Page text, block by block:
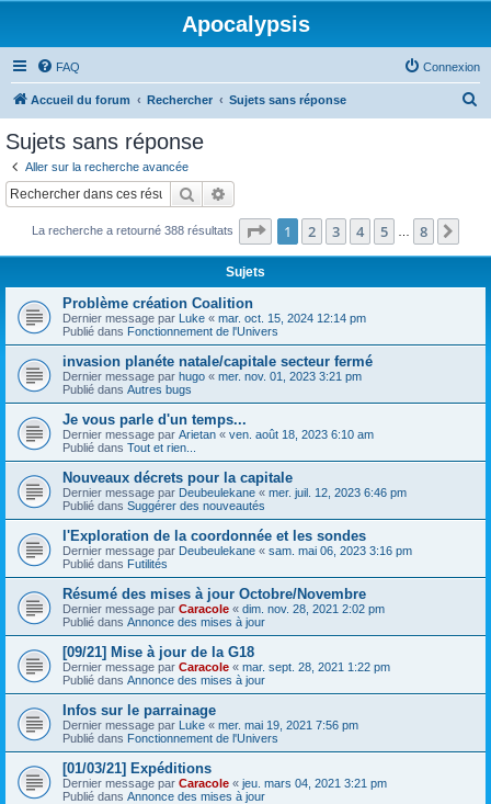
Apocalypsis
FAQ Connexion
Accueil du forum Rechercher Sujets sans réponse
c
Sujets sans réponse
Aller sur la recherche avancée
Rechercher
La recherche a retourné 388 résultats Page 1sur8
1 2 3 4 5 8
Sujets
Problème création Coalition
Dernier message par Luke « mar. oct. 15, 2024 12:14 pm
Publié dans Fonctionnement de l'Univers
invasion planéte natale/capitale secteur fermé
Dernier message par hugo « mer. nov. 01, 2023 3:21 pm
Publié dans Autres bugs
Je vous parle d'un temps...
Dernier message par Arietan « ven. août 18, 2023 6:10 am
Publié dans Tout et rien...
Nouveaux décrets pour la capitale
Dernier message par Deubeulekane « mer. juil. 12, 2023 6:46 pm
Publié dans Suggérer des nouveautés
l'Exploration de la coordonnée et les sondes
Dernier message par Deubeulekane « sam. mai 06, 2023 3:16 pm
Publié dans Futilités
Résumé des mises à jour Octobre/Novembre
Dernier message par Caracole « dim. nov. 28, 2021 2:02 pm
Publié dans Annonce des mises à jour
[09/21] Mise à jour de la G18
Dernier message par Caracole « mar. sept. 28, 2021 1:22 pm
Publié dans Annonce des mises à jour
Infos sur le parrainage
Dernier message par Luke « mer. mai 19, 2021 7:56 pm
Publié dans Fonctionnement de l'Univers
[01/03/21] Expéditions
Dernier message par Caracole « jeu. mars 04, 2021 3:21 pm
Publié dans Annonce des mises à jour